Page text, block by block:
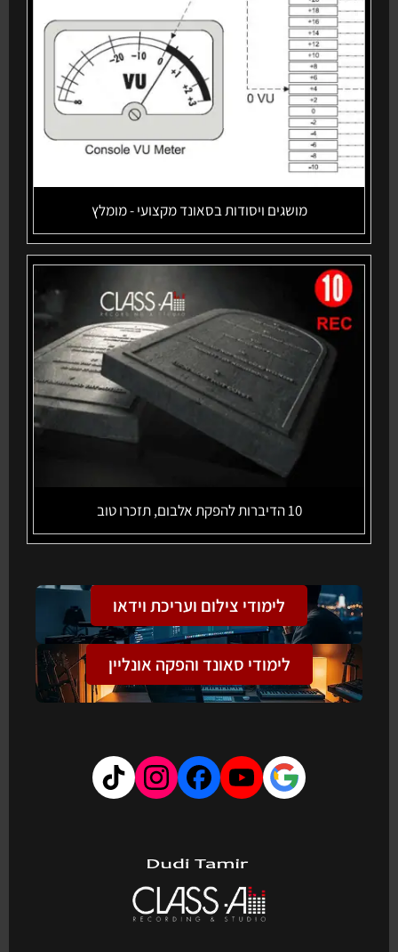
מושגים ויסודות בסאונד מקצועי - מומלץ
10 הדיברות להפקת אלבום, תזכרו טוב
לימודי צילום ועריכת וידאו
לימודי סאונד והפקה אונליין